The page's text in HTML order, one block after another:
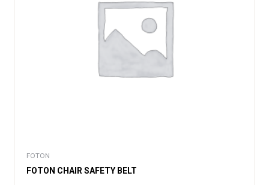
FOTON
FOTON CHAIR SAFETY BELT